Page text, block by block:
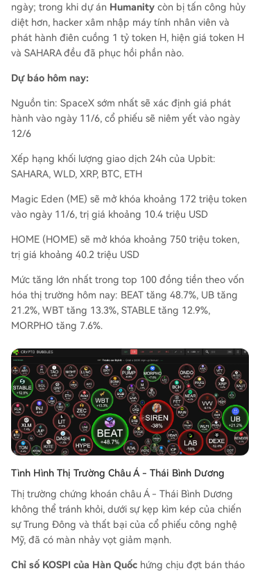
ngày; trong khi dự án Humanity còn bị tấn công hủy
diệt hơn, hacker xâm nhập máy tính nhân viên và
phát hành điên cuồng 1 tỷ token H, hiện giá token H
và SAHARA đều đã phục hồi phần nào.
Dự báo hôm nay:
Nguồn tin: SpaceX sớm nhất sẽ xác định giá phát
hành vào ngày 11/6, cổ phiếu sẽ niêm yết vào ngày
12/6
Xếp hạng khối lượng giao dịch 24h của Upbit:
SAHARA, WLD, XRP, BTC, ETH
Magic Eden (ME) sẽ mở khóa khoảng 172 triệu token
vào ngày 11/6, trị giá khoảng 10.4 triệu USD
HOME (HOME) sẽ mở khóa khoảng 750 triệu token,
trị giá khoảng 40.2 triệu USD
Mức tăng lớn nhất trong top 100 đồng tiền theo vốn
hóa thị trường hôm nay: BEAT tăng 48.7%, UB tăng
21.2%, WBT tăng 13.3%, STABLE tăng 12.9%,
MORPHO tăng 7.6%.
Tình Hình Thị Trường Châu Á - Thái Bình Dương
Thị trường chứng khoán châu Á - Thái Bình Dương
không thể tránh khỏi, dưới sự kẹp kìm kép của chiến
sự Trung Đông và thất bại của cổ phiếu công nghệ
Mỹ, đã có màn nhảy vọt giảm mạnh.
Chỉ số KOSPI của Hàn Quốc hứng chịu đợt bán tháo